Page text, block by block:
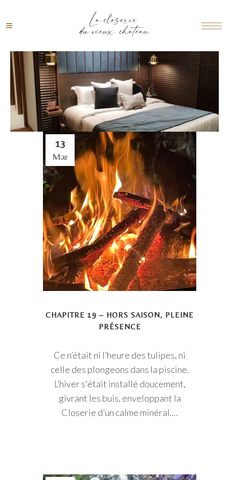
13
Mar
CHAPITRE 19 – HORS SAISON, PLEINE
PRÉSENCE
Ce n’était ni l’heure des tulipes, ni
celle des plongeons dans la piscine.
L’hiver s'était installé doucement,
givrant les buis, enveloppant la
Closerie d’un calme minéral....